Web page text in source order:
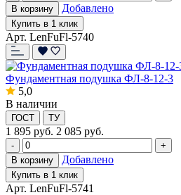
В корзину
Добавлено
Купить в 1 клик
Арт. LenFuFl-5740
Фундаментная подушка ФЛ-8-12-3
5,0
В наличии
ГОСТ ТУ
1 895 руб. 2 085 руб.
-
+
В корзину
Добавлено
Купить в 1 клик
Арт. LenFuFl-5741